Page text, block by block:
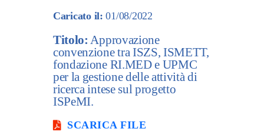
Caricato il: 01/08/2022
Titolo: Approvazione
convenzione tra ISZS, ISMETT,
fondazione RI.MED e UPMC
per la gestione delle attività di
ricerca intese sul progetto
ISPeMI.
SCARICA FILE